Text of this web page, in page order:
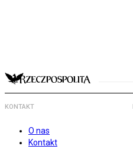
KONTAKT
O nas
Kontakt